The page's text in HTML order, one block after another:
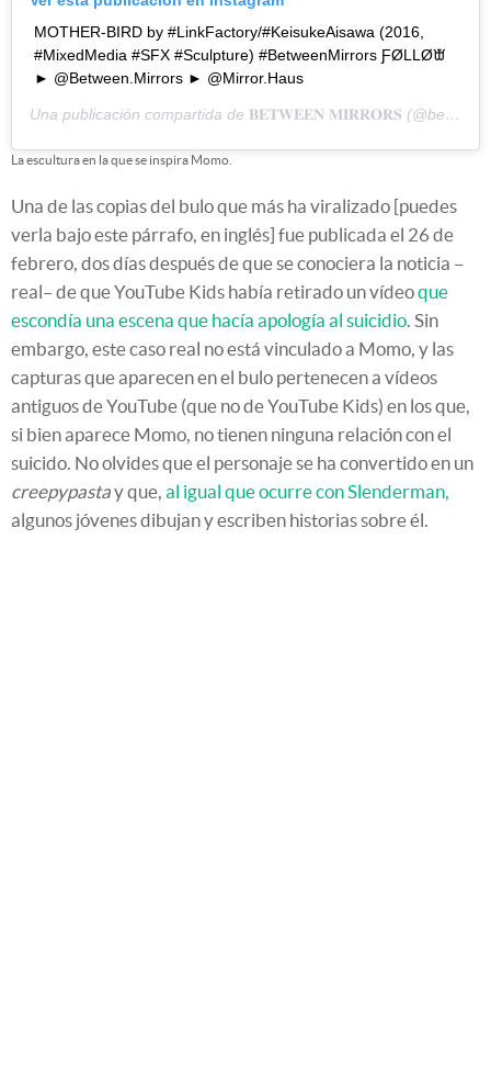
MOTHER-BIRD by #LinkFactory/#KeisukeAisawa (2016,
#MixedMedia #SFX #Sculpture) #BetweenMirrors ƑØLLØᙛ
► @Between.Mirrors ► @Mirror.Haus
Una publicación compartida de 𝐁𝐄𝐓𝐖𝐄𝐄𝐍 𝐌𝐈𝐑𝐑𝐎𝐑𝐒 (@between.mirrors) el
La escultura en la que se inspira Momo.
Una de las copias del bulo que más ha viralizado [puedes
verla bajo este párrafo, en inglés] fue publicada el 26 de
febrero, dos días después de que se conociera la noticia –
real– de que YouTube Kids había retirado un vídeoque
escondía una escena que hacía apología al suicidio. Sin
embargo, este caso real no está vinculado a Momo, y las
capturas que aparecen en el bulo pertenecen a vídeos
antiguos de YouTube (que no de YouTube Kids) en los que,
si bien aparece Momo, no tienen ninguna relación con el
suicido. No olvides que el personaje se ha convertido en un
creepypastay que, al igual que ocurre con Slenderman,
algunos jóvenes dibujan y escriben historias sobre él.